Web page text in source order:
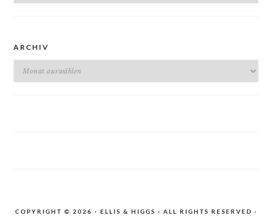
ARCHIV
Archiv
COPYRIGHT © 2026 · ELLIS & HIGGS · ALL RIGHTS RESERVED ·